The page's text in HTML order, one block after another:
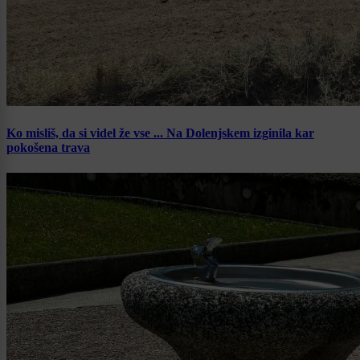
Ko misliš, da si videl že vse ... Na Dolenjskem izginila kar
pokošena trava